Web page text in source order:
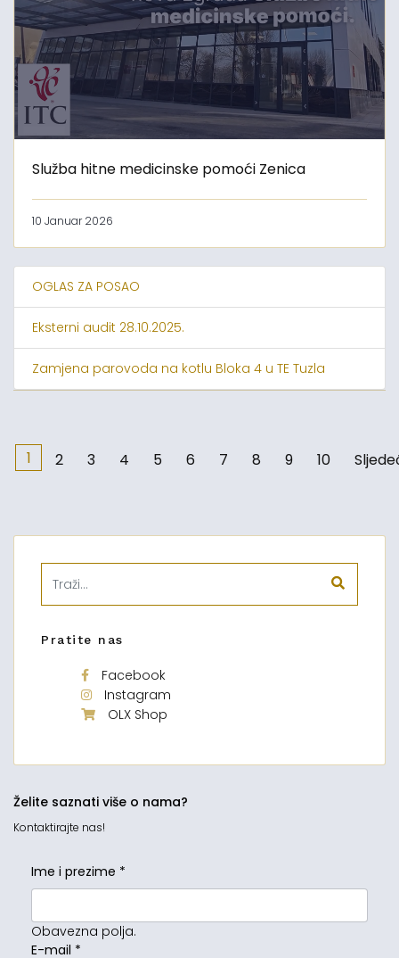
Služba hitne medicinske pomoći Zenica
10 Januar 2026
OGLAS ZA POSAO
Eksterni audit 28.10.2025.
Zamjena parovoda na kotlu Bloka 4 u TE Tuzla
1 2 3 4 5 6 7 8 9 10
Pratite nas
Facebook
Instagram
OLX Shop
Želite saznati više o nama?
Kontaktirajte nas!
Ime i prezime *
Obavezna polja.
E-mail *